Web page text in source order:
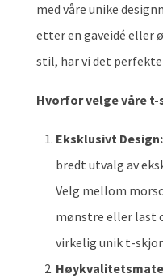
med våre unike
etter en gaveidé eller
stil, har vi det
Hvorfor velge våre
Eksklusivt Design:
bredt utvalg av
Velg mellom
mønstre eller last
virkelig unik t-